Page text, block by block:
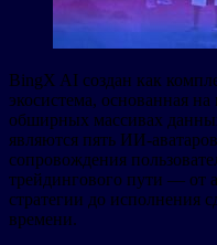
BingX AI создан как
экосистема, основанная
обширных массивах
являются пять ИИ-
сопровождения
трейдингового пути — от
стратегии до исполнения
времени.